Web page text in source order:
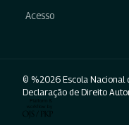
Acesso
© %2026 Escola Nacional
Declaração de Direito